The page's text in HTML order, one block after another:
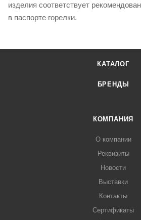
изделия соответствует
в паспорте горелки.
КАТАЛОГ
БРЕНДЫ
КОМПАНИЯ
О компании
Реквизиты
Новости
Выставки
Контакты
Сертификаты